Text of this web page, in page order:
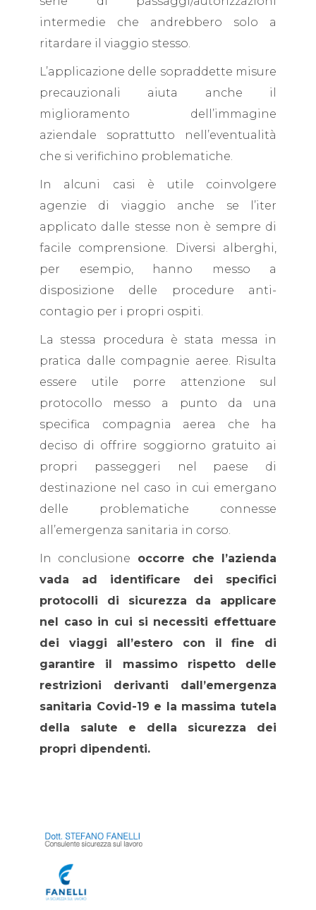
intermedie che andrebbero solo a
ritardare il viaggio stesso.
L’applicazione delle sopraddette misure
precauzionali aiuta anche il
miglioramento dell’immagine
aziendale soprattutto nell’eventualità
che si verifichino problematiche.
In alcuni casi è utile coinvolgere
agenzie di viaggio anche se l’iter
applicato dalle stesse non è sempre di
facile comprensione. Diversi alberghi,
per esempio, hanno messo a
disposizione delle procedure anti-
contagio per i propri ospiti.
La stessa procedura è stata messa in
pratica dalle compagnie aeree. Risulta
essere utile porre attenzione sul
protocollo messo a punto da una
specifica compagnia aerea che ha
deciso di offrire soggiorno gratuito ai
propri passeggeri nel paese di
destinazione nel caso in cui emergano
delle problematiche connesse
all’emergenza sanitaria in corso.
In conclusione occorre che l’azienda
vada ad identificare dei specifici
protocolli di sicurezza da applicare
nel caso in cui si necessiti effettuare
dei viaggi all’estero con il fine di
garantire il massimo rispetto delle
restrizioni derivanti dall’emergenza
sanitaria Covid-19 e la massima tutela
della salute e della sicurezza dei
propri dipendenti.